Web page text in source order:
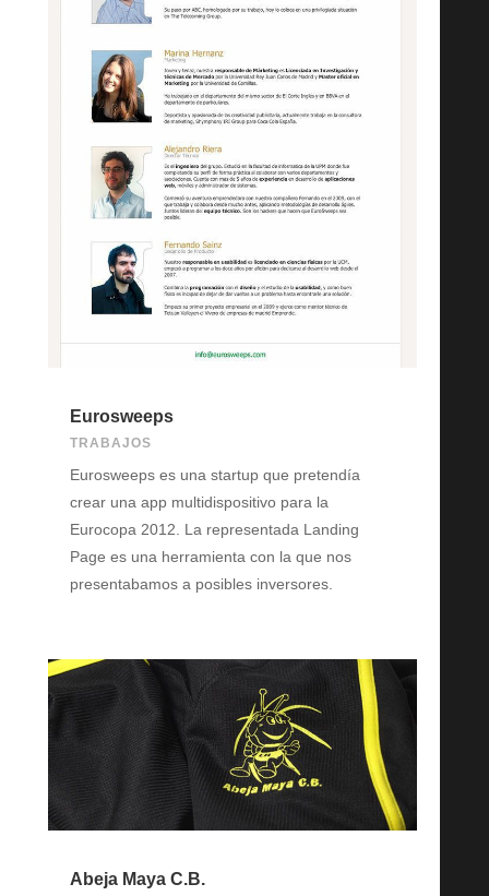
Eurosweeps
TRABAJOS
Eurosweeps es una startup que pretendía
crear una app multidispositivo para la
Eurocopa 2012. La representada Landing
Page es una herramienta con la que nos
presentabamos a posibles inversores.
Abeja Maya C.B.